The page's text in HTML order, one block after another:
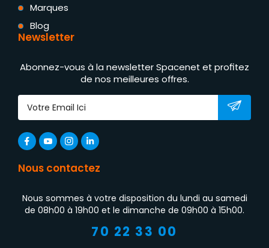
Marques
Blog
Newsletter
Abonnez-vous à la newsletter Spacenet et profitez
de nos meilleures offres.
Nous contactez
Nous sommes à votre disposition du lundi au samedi
de 08h00 à 19h00 et le dimanche de 09h00 à 15h00.
70 22 33 00